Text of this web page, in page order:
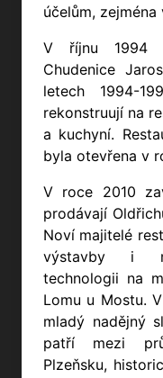
účelům,
V říjnu 1994
Chudenice
letech 1994-
rekonstruují na
a kuchyní.
byla otevřena v
V roce 2010
prodávají
Noví majitelé
výstavby i
technologii na
Lomu u Mostu.
mladý nadějný
patří mezi
Plzeňsku,